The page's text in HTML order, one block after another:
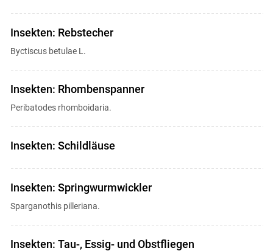
Insekten: Rebstecher
Byctiscus betulae L.
Insekten: Rhombenspanner
Peribatodes rhomboidaria.
Insekten: Schildläuse
Insekten: Springwurmwickler
Sparganothis pilleriana.
Insekten: Tau-, Essig- und Obstfliegen